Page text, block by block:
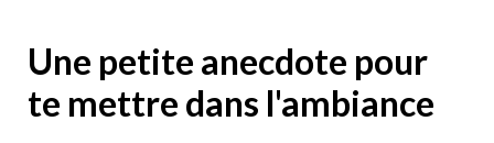
Une petite anecdote pour
te mettre dans l'ambiance